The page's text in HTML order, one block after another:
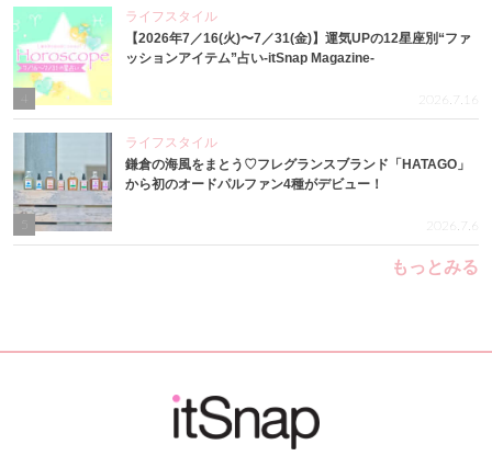
ライフスタイル
【2026年7／16(火)〜7／31(金)】運気UPの12星座別“ファ
ッションアイテム”占い-itSnap Magazine-
2026.7.16
ライフスタイル
鎌倉の海風をまとう♡フレグランスブランド「HATAGO」
から初のオードパルファン4種がデビュー！
2026.7.6
もっとみる